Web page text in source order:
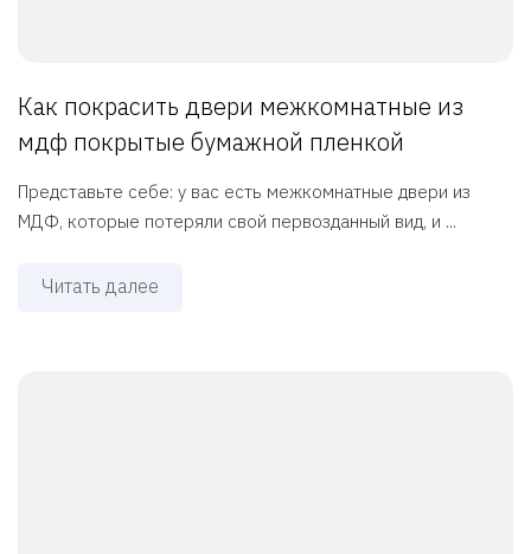
Как покрасить двери межкомнатные из
мдф покрытые бумажной пленкой
Представьте себе: у вас есть межкомнатные двери из
МДФ, которые потеряли свой первозданный вид, и ...
Читать далее